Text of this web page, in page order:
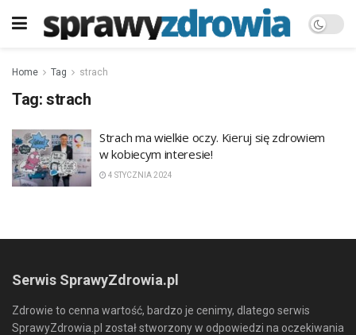
Home Tag strach
Tag: strach
Strach ma wielkie oczy. Kieruj się zdrowiem
w kobiecym interesie!
4 STYCZNIA 2024
Serwis SprawyZdrowia.pl
Zdrowie to cenna wartość, bardzo je cenimy, dlatego serwis
SprawyZdrowia.pl został stworzony w odpowiedzi na oczekiwania